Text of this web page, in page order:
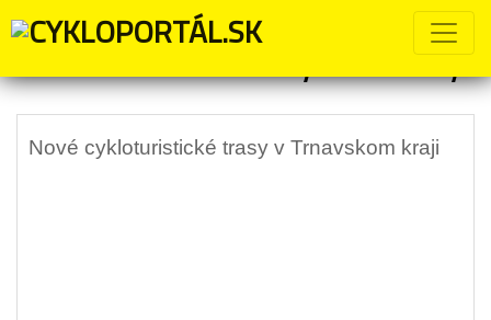
Značka:nové cyklotrasy
Nové cykloturistické trasy v Trnavskom kraji